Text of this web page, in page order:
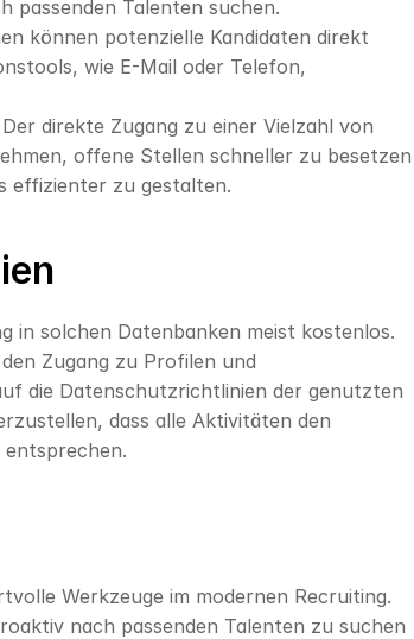
passenden Talenten suchen.
können potenzielle Kandidaten direkt
wie E-Mail oder Telefon,
Der direkte Zugang zu einer Vielzahl von
offene Stellen schneller zu besetzen
effizienter zu gestalten.
in solchen Datenbanken meist kostenlos.
Zugang zu Profilen und
die Datenschutzrichtlinien der genutzten
dass alle Aktivitäten den
Werkzeuge im modernen Recruiting.
nach passenden Talenten zu suchen